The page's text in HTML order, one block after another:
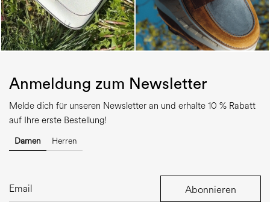
Anmeldung zum Newsletter
Melde dich für unseren Newsletter an und erhalte 10 % Rabatt
auf Ihre erste Bestellung!
Damen Herren
Abonnieren